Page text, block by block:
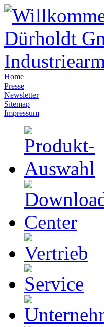
Home
Presse
Newsletter
Sitemap
Impressum